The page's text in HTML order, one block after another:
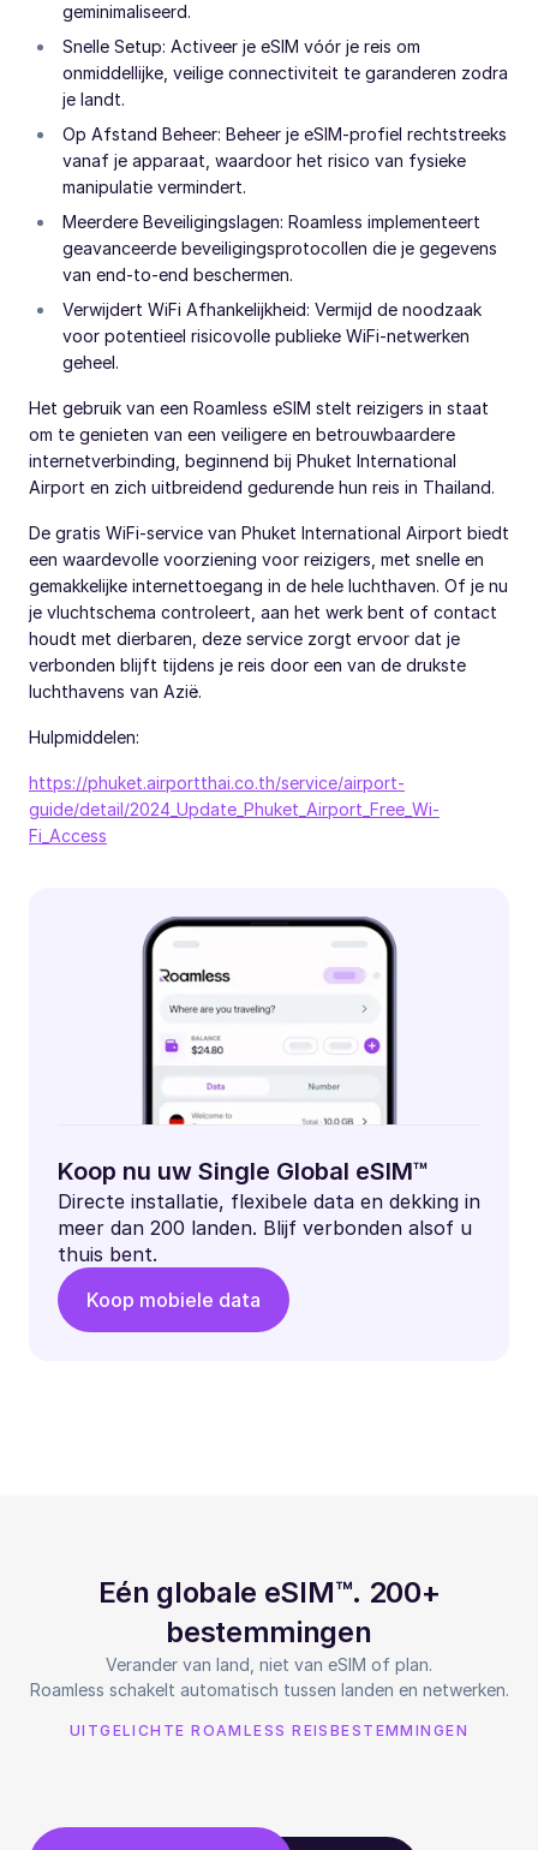
geminimaliseerd.
Snelle Setup: Activeer je eSIM vóór je reis om
onmiddellijke, veilige connectiviteit te garanderen zodra
je landt.
Op Afstand Beheer: Beheer je eSIM-profiel rechtstreeks
vanaf je apparaat, waardoor het risico van fysieke
manipulatie vermindert.
Meerdere Beveiligingslagen: Roamless implementeert
geavanceerde beveiligingsprotocollen die je gegevens
van end-to-end beschermen.
Verwijdert WiFi Afhankelijkheid: Vermijd de noodzaak
voor potentieel risicovolle publieke WiFi-netwerken
geheel.
Het gebruik van een Roamless eSIM stelt reizigers in staat
om te genieten van een veiligere en betrouwbaardere
internetverbinding, beginnend bij Phuket International
Airport en zich uitbreidend gedurende hun reis in Thailand.
De gratis WiFi-service van Phuket International Airport biedt
een waardevolle voorziening voor reizigers, met snelle en
gemakkelijke internettoegang in de hele luchthaven. Of je nu
je vluchtschema controleert, aan het werk bent of contact
houdt met dierbaren, deze service zorgt ervoor dat je
verbonden blijft tijdens je reis door een van de drukste
luchthavens van Azië.
Hulpmiddelen:
https://phuket.airportthai.co.th/service/airport-
guide/detail/2024_Update_Phuket_Airport_Free_Wi-
Fi_Access
Koop nu uw Single Global eSIM™
Directe installatie, flexibele data en dekking in
meer dan 200 landen. Blijf verbonden alsof u
thuis bent.
Koop mobiele data
Eén globale eSIM™. 200+
bestemmingen
Verander van land, niet van eSIM of plan.
Roamless schakelt automatisch tussen landen en netwerken.
UITGELICHTE ROAMLESS REISBESTEMMINGEN